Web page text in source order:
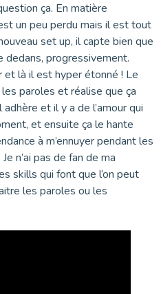
ça. En matière
un peu perdu mais il est tout
set up, il capte bien que
dedans, progressivement.
et là il est hyper étonné ! Le
paroles et réalise que ça
et il y a de l’amour qui
et ensuite ça le hante
à m’ennuyer pendant les
n’ai pas de fan de ma
skills qui font que l’on peut
les paroles ou les